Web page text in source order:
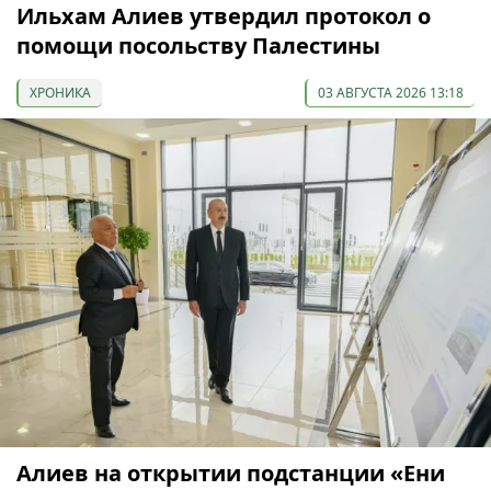
Ильхам Алиев утвердил протокол о
помощи посольству Палестины
ХРОНИКА 03 АВГУСТА 2026 13:18
Алиев на открытии подстанции «Ени